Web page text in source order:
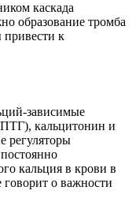
каскада
образование тромба
привести к
зависимые
кальцитонин и
регуляторы
кальция в крови в
говорит о важности